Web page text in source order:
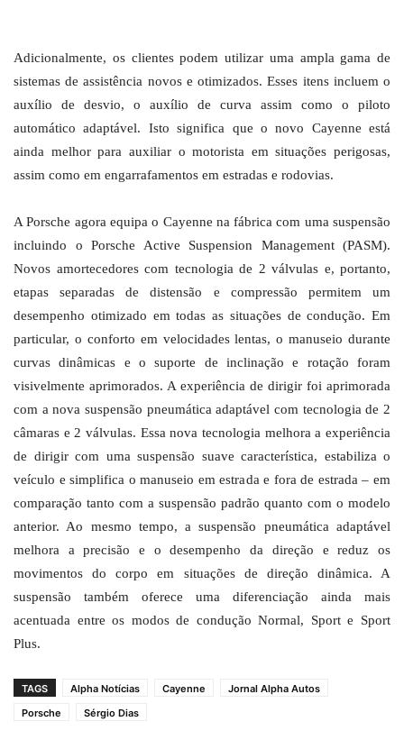
Adicionalmente, os clientes podem utilizar uma ampla gama de
sistemas de assistência novos e otimizados. Esses itens incluem o
auxílio de desvio, o auxílio de curva assim como o piloto
automático adaptável. Isto significa que o novo Cayenne está
ainda melhor para auxiliar o motorista em situações perigosas,
assim como em engarrafamentos em estradas e rodovias.
A Porsche agora equipa o Cayenne na fábrica com uma suspensão
incluindo o Porsche Active Suspension Management (PASM).
Novos amortecedores com tecnologia de 2 válvulas e, portanto,
etapas separadas de distensão e compressão permitem um
desempenho otimizado em todas as situações de condução. Em
particular, o conforto em velocidades lentas, o manuseio durante
curvas dinâmicas e o suporte de inclinação e rotação foram
visivelmente aprimorados. A experiência de dirigir foi aprimorada
com a nova suspensão pneumática adaptável com tecnologia de 2
câmaras e 2 válvulas. Essa nova tecnologia melhora a experiência
de dirigir com uma suspensão suave característica, estabiliza o
veículo e simplifica o manuseio em estrada e fora de estrada – em
comparação tanto com a suspensão padrão quanto com o modelo
anterior. Ao mesmo tempo, a suspensão pneumática adaptável
melhora a precisão e o desempenho da direção e reduz os
movimentos do corpo em situações de direção dinâmica. A
suspensão também oferece uma diferenciação ainda mais
acentuada entre os modos de condução Normal, Sport e Sport
Plus.
TAGS Alpha Notícias Cayenne
Jornal Alpha Autos
Porsche
Sérgio Dias